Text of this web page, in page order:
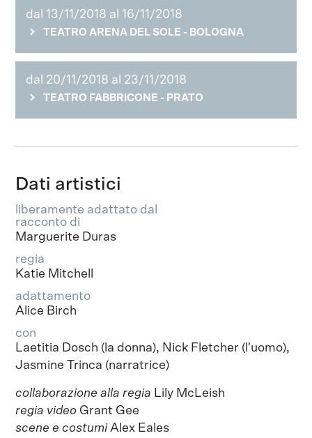
dal 13/11/2018 al 16/11/2018
TEATRO ARENA DEL SOLE - BOLOGNA
dal 20/11/2018 al 23/11/2018
TEATRO FABBRICONE - PRATO
Dati artistici
liberamente adattato dal
racconto di
Marguerite Duras
regia
Katie Mitchell
adattamento
Alice Birch
con
Laetitia Dosch (la donna), Nick Fletcher (l'uomo),
Jasmine Trinca (narratrice)
collaborazione alla regia Lily McLeish
regia video Grant Gee
scene e costumiAlex Eales